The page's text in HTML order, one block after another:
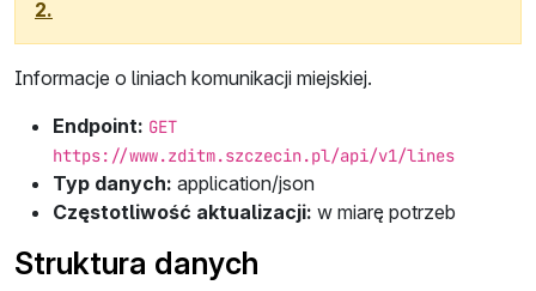
2.
Informacje o liniach komunikacji miejskiej.
Endpoint: GET
https://www.zditm.szczecin.pl/api/v1/lines
Typ danych: application/json
Częstotliwość aktualizacji: w miarę potrzeb
Struktura danych